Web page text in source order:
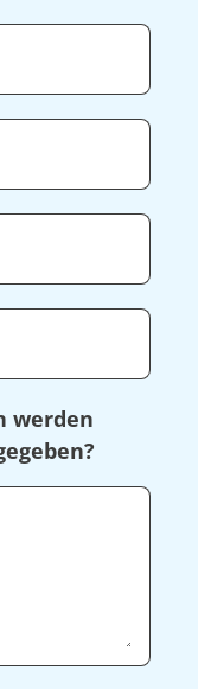
werden